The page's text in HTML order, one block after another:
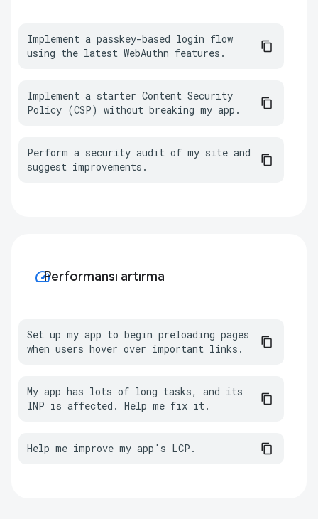
Implement a passkey-based login flow
using the latest WebAuthn features.
Implement a starter Content Security
Policy (CSP) without breaking my app.
Perform a security audit of my site and
suggest improvements.
speedPerformansı artırma
Set up my app to begin preloading pages
when users hover over important links.
My app has lots of long tasks, and its
INP is affected. Help me fix it.
Help me improve my app's LCP.